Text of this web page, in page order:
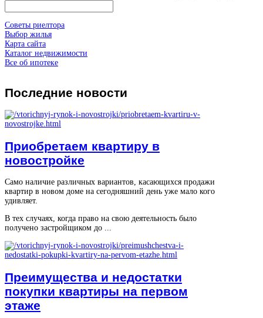
Советы риелтора
Выбор жилья
Карта сайта
Каталог недвижимости
Все об ипотеке
Последние новости
Приобретаем квартиру в
новостройке
Само наличие различных вариантов, касающихся продажи
квартир в новом доме на сегодняшний день уже мало кого
удивляет.
В тех случаях, когда право на свою деятельность было
получено застройщиком до ...
Преимущества и недостатки
покупки квартиры на первом
этаже